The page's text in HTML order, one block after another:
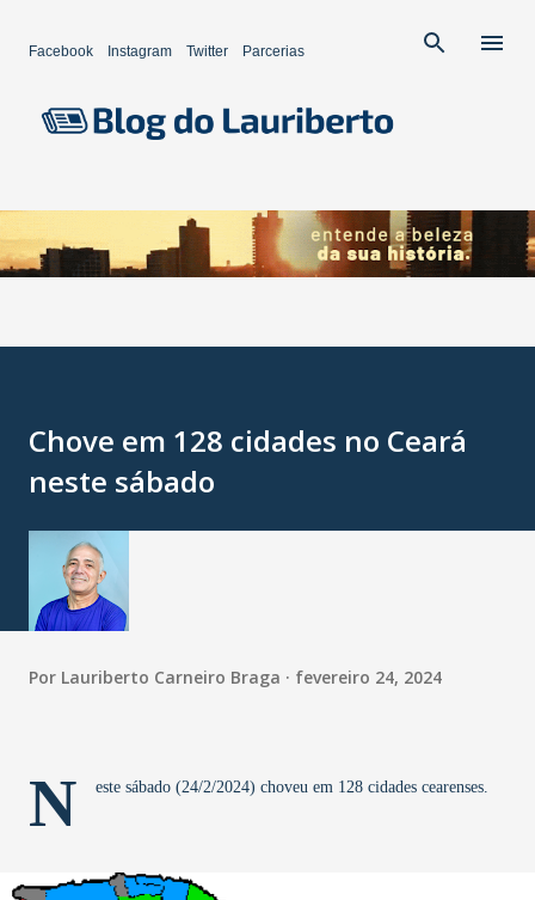
Facebook Instagram Twitter Parcerias
Chove em 128 cidades no Ceará
neste sábado
Por Lauriberto Carneiro Braga fevereiro 24, 2024
N este sábado (24/2/2024) choveu em 128 cidades cearenses.